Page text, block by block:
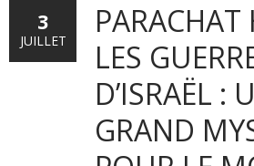
LES
D’ISRAËL :
GRAND
3
JUILLET